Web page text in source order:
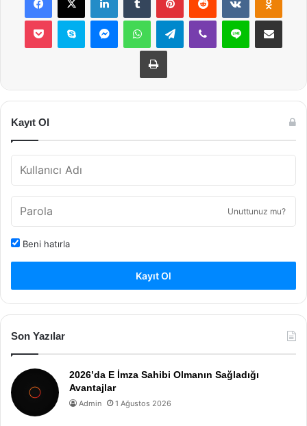
Pocket Skype MessengerWhatsAppTelegramViber Line E-Posta ile
Yazdır
Kayıt Ol
Unuttunuz mu?
Beni hatırla
Kayıt Ol
Son Yazılar
2026’da E İmza Sahibi Olmanın Sağladığı
Avantajlar
Admin 1 Ağustos 2026